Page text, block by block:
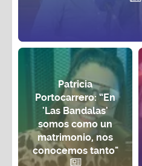
Patricia
Portocarrero: “En
'Las Bandalas'
somos como un
matrimonio, nos
conocemos tanto"